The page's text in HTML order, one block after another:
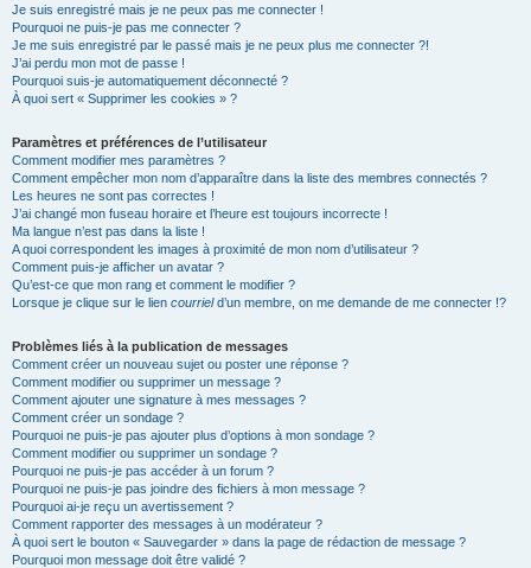
Je suis enregistré mais je ne peux pas me connecter !
Pourquoi ne puis-je pas me connecter ?
Je me suis enregistré par le passé mais je ne peux plus me connecter ?!
J’ai perdu mon mot de passe !
Pourquoi suis-je automatiquement déconnecté ?
À quoi sert « Supprimer les cookies » ?
Paramètres et préférences de l’utilisateur
Comment modifier mes paramètres ?
Comment empêcher mon nom d’apparaître dans la liste des membres connectés ?
Les heures ne sont pas correctes !
J’ai changé mon fuseau horaire et l’heure est toujours incorrecte !
Ma langue n’est pas dans la liste !
A quoi correspondent les images à proximité de mon nom d’utilisateur ?
Comment puis-je afficher un avatar ?
Qu’est-ce que mon rang et comment le modifier ?
Lorsque je clique sur le lien courrield’un membre, on me demande de me connecter !?
Problèmes liés à la publication de messages
Comment créer un nouveau sujet ou poster une réponse ?
Comment modifier ou supprimer un message ?
Comment ajouter une signature à mes messages ?
Comment créer un sondage ?
Pourquoi ne puis-je pas ajouter plus d’options à mon sondage ?
Comment modifier ou supprimer un sondage ?
Pourquoi ne puis-je pas accéder à un forum ?
Pourquoi ne puis-je pas joindre des fichiers à mon message ?
Pourquoi ai-je reçu un avertissement ?
Comment rapporter des messages à un modérateur ?
À quoi sert le bouton « Sauvegarder » dans la page de rédaction de message ?
Pourquoi mon message doit être validé ?